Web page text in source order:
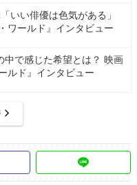
いい俳優は色気がある」
ワールド』インタビュー
中で感じた希望とは？ 映画
ルド』インタビュー